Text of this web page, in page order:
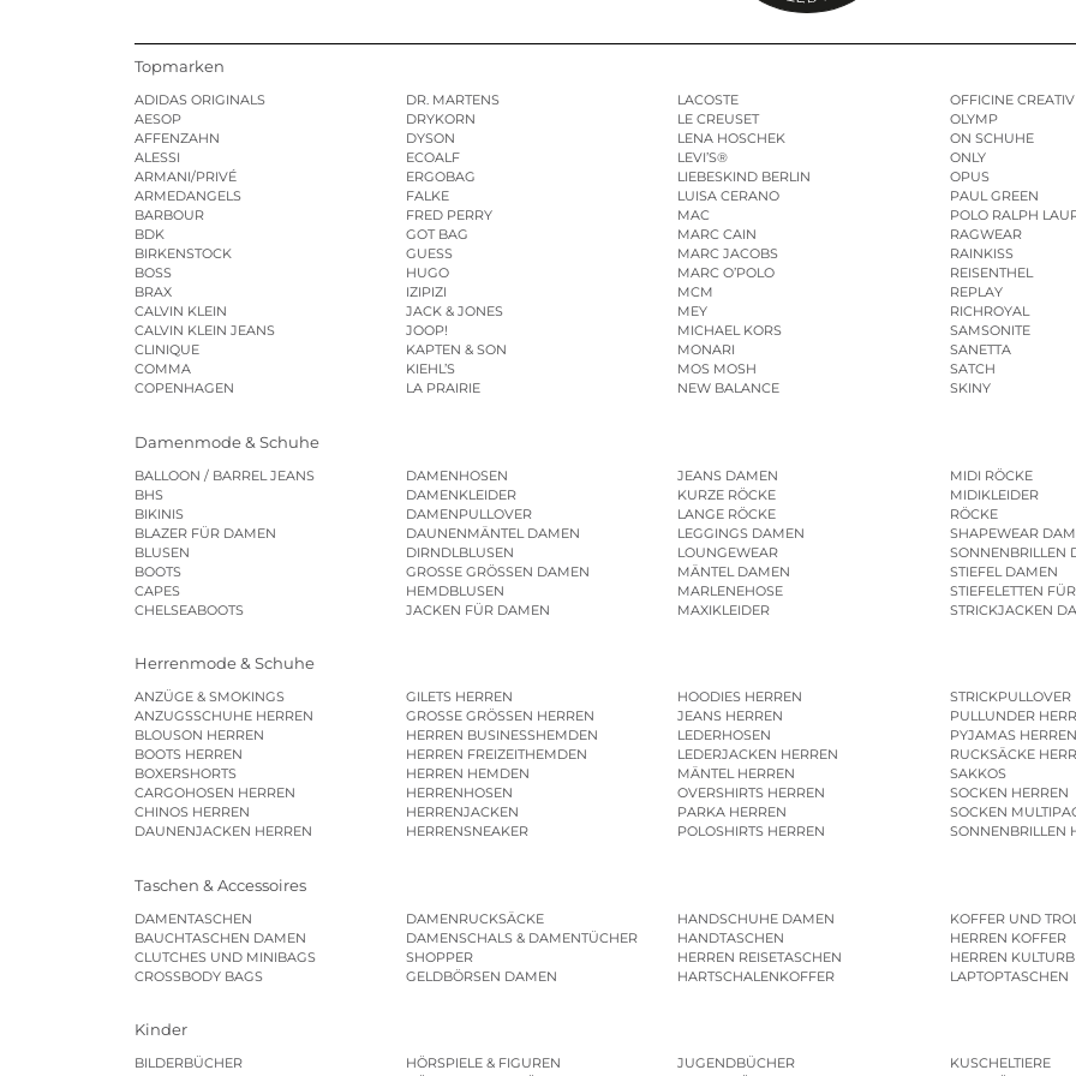
Topmarken
ADIDAS ORIGINALS
AESOP
AFFENZAHN
ALESSI
ARMANI/PRIVÉ
ARMEDANGELS
BARBOUR
BDK
BIRKENSTOCK
BOSS
BRAX
CALVIN KLEIN
CALVIN KLEIN JEANS
CLINIQUE
COMMA
COPENHAGEN
DR. MARTENS
DRYKORN
DYSON
ECOALF
ERGOBAG
FALKE
FRED PERRY
GOT BAG
GUESS
HUGO
IZIPIZI
JACK & JONES
JOOP!
KAPTEN & SON
KIEHL’S
LA PRAIRIE
LACOSTE
LE CREUSET
LENA HOSCHEK
LEVI’S®
LIEBESKIND BERLIN
LUISA CERANO
MAC
MARC CAIN
MARC JACOBS
MARC O’POLO
MCM
MEY
MICHAEL KORS
MONARI
MOS MOSH
NEW BALANCE
OFFICINE
OLYMP
ON SCHUHE
ONLY
OPUS
PAUL GREEN
POLO RALPH
RAGWEAR
RAINKISS
REISENTHEL
REPLAY
RICHROYAL
SAMSONITE
SANETTA
SATCH
SKINY
Damenmode & Schuhe
BALLOON / BARREL JEANS
BHS
BIKINIS
BLAZER FÜR DAMEN
BLUSEN
BOOTS
CAPES
CHELSEABOOTS
DAMENHOSEN
DAMENKLEIDER
DAMENPULLOVER
DAUNENMÄNTEL DAMEN
DIRNDLBLUSEN
GROSSE GRÖSSEN DAMEN
HEMDBLUSEN
JACKEN FÜR DAMEN
JEANS DAMEN
KURZE RÖCKE
LANGE RÖCKE
LEGGINGS DAMEN
LOUNGEWEAR
MÄNTEL DAMEN
MARLENEHOSE
MAXIKLEIDER
MIDI RÖCKE
MIDIKLEIDER
RÖCKE
SHAPEWEAR
SONNENBRILLEN
STIEFEL DAMEN
STIEFELETTEN
STRICKJACKEN
Herrenmode & Schuhe
ANZÜGE & SMOKINGS
ANZUGSSCHUHE HERREN
BLOUSON HERREN
BOOTS HERREN
BOXERSHORTS
CARGOHOSEN HERREN
CHINOS HERREN
DAUNENJACKEN HERREN
GILETS HERREN
GROSSE GRÖSSEN HERREN
HERREN BUSINESSHEMDEN
HERREN FREIZEITHEMDEN
HERREN HEMDEN
HERRENHOSEN
HERRENJACKEN
HERRENSNEAKER
HOODIES HERREN
JEANS HERREN
LEDERHOSEN
LEDERJACKEN HERREN
MÄNTEL HERREN
OVERSHIRTS HERREN
PARKA HERREN
POLOSHIRTS HERREN
STRICKPULLOVER
PULLUNDER
PYJAMAS HERREN
RUCKSÄCKE
SAKKOS
SOCKEN HERREN
SOCKEN
SONNENBRILLEN
Taschen & Accessoires
DAMENTASCHEN
BAUCHTASCHEN DAMEN
CLUTCHES UND MINIBAGS
CROSSBODY BAGS
DAMENRUCKSÄCKE
DAMENSCHALS & DAMENTÜCHER
SHOPPER
GELDBÖRSEN DAMEN
HANDSCHUHE DAMEN
HANDTASCHEN
HERREN REISETASCHEN
HARTSCHALENKOFFER
KOFFER UND
HERREN KOFFER
HERREN
LAPTOPTASCHEN
Kinder
BILDERBÜCHER
HÖRSPIELE & FIGUREN
JUGENDBÜCHER
KUSCHELTIERE